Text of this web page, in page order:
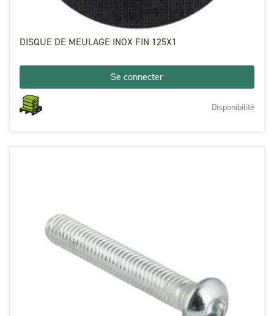
DISQUE DE MEULAGE INOX FIN 125X1
Se connecter
Disponibilité